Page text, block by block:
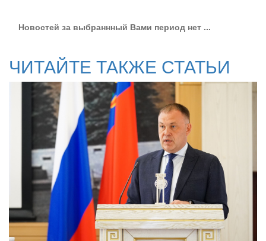
Новостей за выбраннный Вами период нет ...
ЧИТАЙТЕ ТАКЖЕ СТАТЬИ